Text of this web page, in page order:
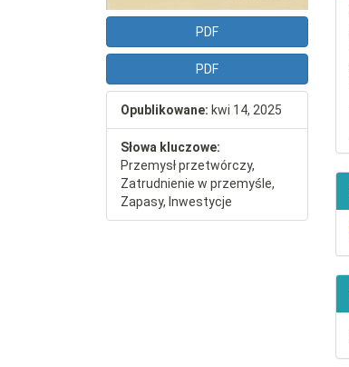
PDF
PDF
Opublikowane: kwi 14, 2025
Słowa kluczowe:
Przemysł przetwórczy,
Zatrudnienie w przemyśle,
Zapasy, Inwestycje